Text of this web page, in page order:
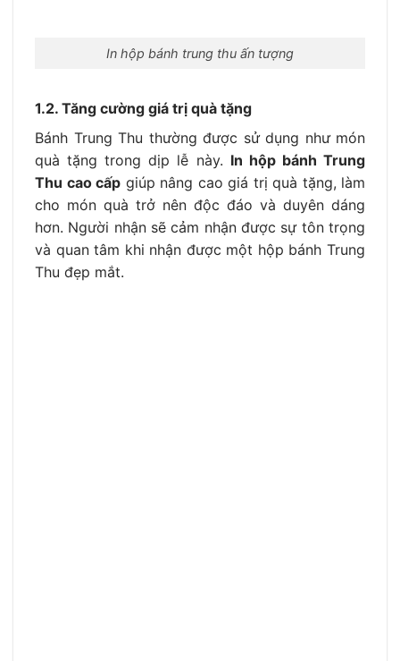
In hộp bánh trung thu ấn tượng
1.2. Tăng cường giá trị quà tặng
Bánh Trung Thu thường được sử dụng như món
quà tặng trong dịp lễ này. In hộp bánh Trung
Thu cao cấp giúp nâng cao giá trị quà tặng, làm
cho món quà trở nên độc đáo và duyên dáng
hơn. Người nhận sẽ cảm nhận được sự tôn trọng
và quan tâm khi nhận được một hộp bánh Trung
Thu đẹp mắt.